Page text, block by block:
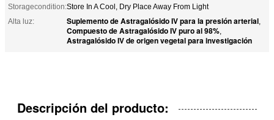
Storagecondition:Store In A Cool, Dry Place Away From Light
Alta luz:
Suplemento de Astragalósido IV para la presión arterial,
Compuesto de Astragalósido IV puro al 98%,
Astragalósido IV de origen vegetal para investigación
Descripción del producto: